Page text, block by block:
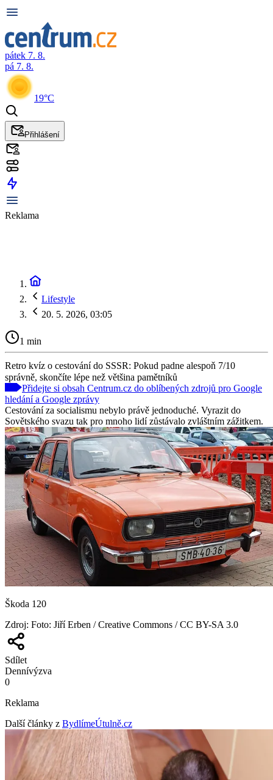
pátek 7. 8.
pá 7. 8.
19°C
Přihlášení
Reklama
Lifestyle
20. 5. 2026, 03:05
1 min
Retro kvíz o cestování do SSSR: Pokud padne alespoň 7/10
správně, skončíte lépe než většina pamětníků
Přidejte si obsah Centrum.cz do oblíbených zdrojů pro Google
hledání a Google zprávy
Cestování za socialismu nebylo právě jednoduché. Vyrazit do
Sovětského svazu tak pro mnoho lidí zůstávalo zvláštním zážitkem.
Škoda 120
Zdroj: Foto: Jiří Erben / Creative Commons / CC BY-SA 3.0
Sdílet
Dennívýzva
0
Reklama
Další články z BydlímeÚtulně.cz